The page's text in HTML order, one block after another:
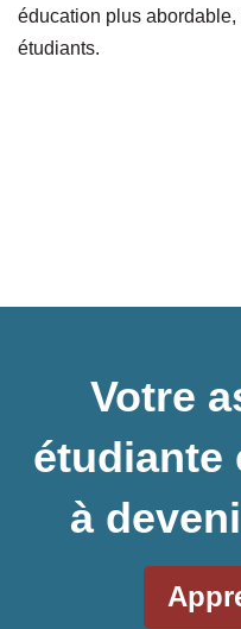
éducation plus
étudiants.
Votre
étudiante
à